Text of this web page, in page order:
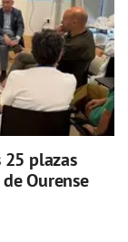
plazas
Ourense